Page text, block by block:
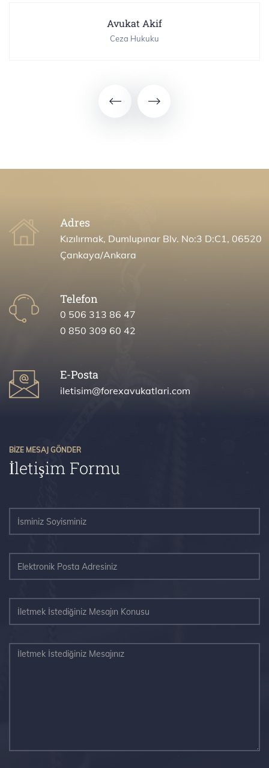
Avukat Akif
Ceza Hukuku
Adres
Kızılırmak, Dumlupınar Blv. No:3 D:C1, 06520 Çankaya/Ankara
Telefon
0 506 313 86 47
0 850 309 60 42
E-Posta
iletisim@forexavukatlari.com
BİZE MESAJ GÖNDER
İletişim Formu